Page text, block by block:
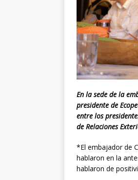
En la sede de la
presidente de
entre los
de Relaciones
*El embajador de
hablaron en la
hablaron de